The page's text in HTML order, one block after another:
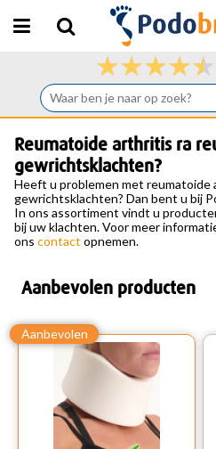
Reumatoide arthritis ra
gewrichtsklachten?
Heeft u problemen met reumatoide
gewrichtsklachten? Dan bent u bij
In ons assortiment vindt u
bij uw klachten. Voor meer
onscontact opnemen.
Aanbevolen producten